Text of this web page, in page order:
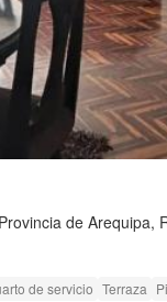
de Arequipa,
de servicio Terraza